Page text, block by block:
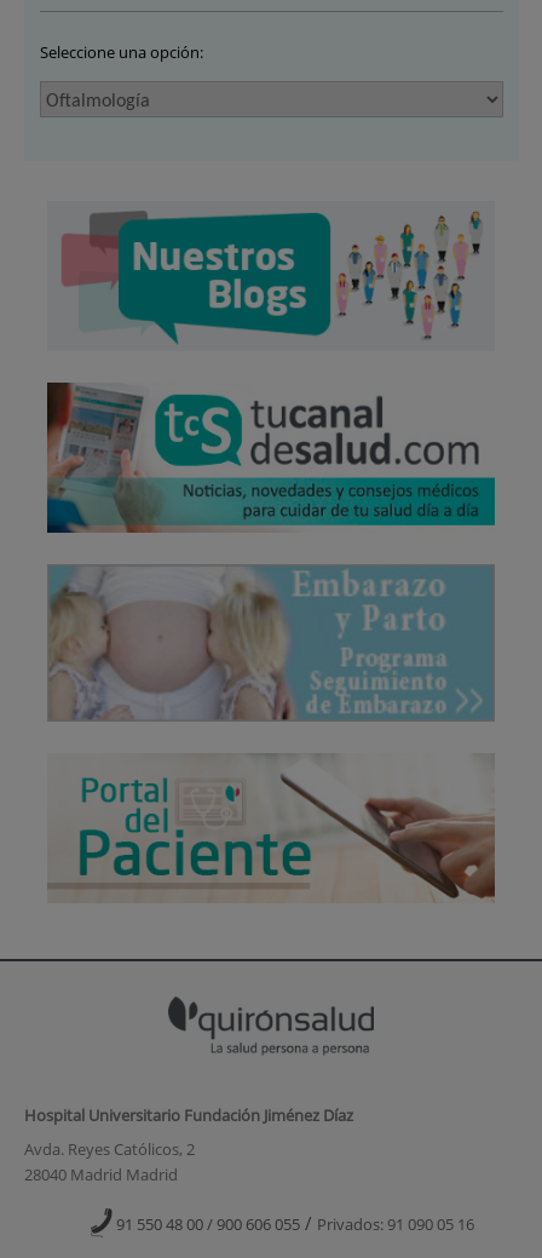
Seleccione una opción:
Hospital Universitario Fundación Jiménez Díaz
Avda. Reyes Católicos, 2
28040 Madrid Madrid
91 550 48 00 / 900 606 055 / Privados: 91 090 05 16